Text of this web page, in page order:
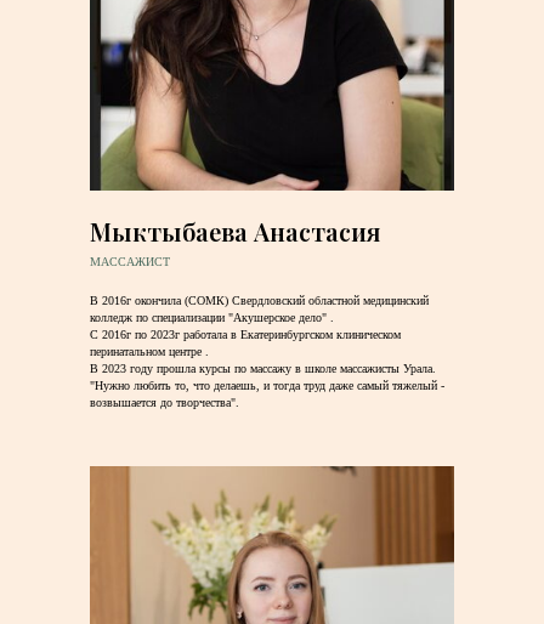
Мыктыбаева Анастасия
МАССАЖИСТ
В 2016г окончила (СОМК) Свердловский областной медицинский
колледж по специализации "Акушерское дело" .
С 2016г по 2023г работала в Екатеринбургском клиническом
перинатальном центре .
В 2023 году прошла курсы по массажу в школе массажисты Урала.
"Нужно любить то, что делаешь, и тогда труд даже самый тяжелый -
возвышается до творчества".